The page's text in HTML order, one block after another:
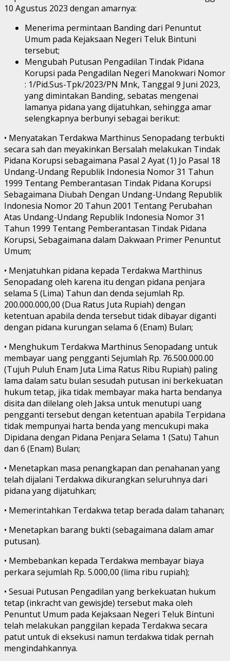
10 Agustus 2023 dengan amarnya:
Menerima permintaan Banding dari Penuntut
Umum pada Kejaksaan Negeri Teluk Bintuni
tersebut;
Mengubah Putusan Pengadilan Tindak Pidana
Korupsi pada Pengadilan Negeri Manokwari Nomor
: 1/Pid.Sus-Tpk/2023/PN Mnk, Tanggal 9 Juni 2023,
yang dimintakan Banding, sebatas mengenai
lamanya pidana yang dijatuhkan, sehingga amar
selengkapnya berbunyi sebagai berikut:
• Menyatakan Terdakwa Marthinus Senopadang terbukti
secara sah dan meyakinkan Bersalah melakukan Tindak
Pidana Korupsi sebagaimana Pasal 2 Ayat (1) Jo Pasal 18
Undang-Undang Republik Indonesia Nomor 31 Tahun
1999 Tentang Pemberantasan Tindak Pidana Korupsi
Sebagaimana Diubah Dengan Undang-Undang Republik
Indonesia Nomor 20 Tahun 2001 Tentang Perubahan
Atas Undang-Undang Republik Indonesia Nomor 31
Tahun 1999 Tentang Pemberantasan Tindak Pidana
Korupsi, Sebagaimana dalam Dakwaan Primer Penuntut
Umum;
• Menjatuhkan pidana kepada Terdakwa Marthinus
Senopadang oleh karena itu dengan pidana penjara
selama 5 (Lima) Tahun dan denda sejumlah Rp.
200.000.000,00 (Dua Ratus Juta Rupiah) dengan
ketentuan apabila denda tersebut tidak dibayar diganti
dengan pidana kurungan selama 6 (Enam) Bulan;
• Menghukum Terdakwa Marthinus Senopadang untuk
membayar uang pengganti Sejumlah Rp. 76.500.000.00
(Tujuh Puluh Enam Juta Lima Ratus Ribu Rupiah) paling
lama dalam satu bulan sesudah putusan ini berkekuatan
hukum tetap, jika tidak membayar maka harta bendanya
disita dan dilelang oleh Jaksa untuk menutupi uang
pengganti tersebut dengan ketentuan apabila Terpidana
tidak mempunyai harta benda yang mencukupi maka
Dipidana dengan Pidana Penjara Selama 1 (Satu) Tahun
dan 6 (Enam) Bulan;
• Menetapkan masa penangkapan dan penahanan yang
telah dijalani Terdakwa dikurangkan seluruhnya dari
pidana yang dijatuhkan;
• Memerintahkan Terdakwa tetap berada dalam tahanan;
• Menetapkan barang bukti (sebagaimana dalam amar
putusan).
• Membebankan kepada Terdakwa membayar biaya
perkara sejumlah Rp. 5.000,00 (lima ribu rupiah);
• Sesuai Putusan Pengadilan yang berkekuatan hukum
tetap (inkracht van gewisjde) tersebut maka oleh
Penuntut Umum pada Kejaksaan Negeri Teluk Bintuni
telah melakukan panggilan kepada Terdakwa secara
patut untuk di eksekusi namun terdakwa tidak pernah
mengindahkannya.